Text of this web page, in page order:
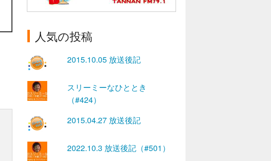
人気の投稿
2015.10.05 放送後記
スリーミーなひととき
（#424）
2015.04.27 放送後記
2022.10.3 放送後記（#501）